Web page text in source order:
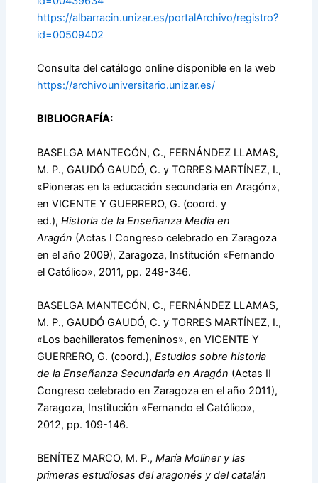
https://albarracin.unizar.es/portalArchivo/registro?
id=00509402
Consulta del catálogo online disponible en la web
https://archivouniversitario.unizar.es/
BIBLIOGRAFÍA:
BASELGA MANTECÓN, C., FERNÁNDEZ LLAMAS,
M. P., GAUDÓ GAUDÓ, C. y TORRES MARTÍNEZ, I.,
«Pioneras en la educación secundaria en Aragón»,
en VICENTE Y GUERRERO, G. (coord. y
ed.), Historia de la Enseñanza Media en
Aragón (Actas I Congreso celebrado en Zaragoza
en el año 2009), Zaragoza, Institución «Fernando
el Católico», 2011, pp. 249-346.
BASELGA MANTECÓN, C., FERNÁNDEZ LLAMAS,
M. P., GAUDÓ GAUDÓ, C. y TORRES MARTÍNEZ, I.,
«Los bachilleratos femeninos», en VICENTE Y
GUERRERO, G. (coord.), Estudios sobre historia
de la Enseñanza Secundaria en Aragón (Actas II
Congreso celebrado en Zaragoza en el año 2011),
Zaragoza, Institución «Fernando el Católico»,
2012, pp. 109-146.
BENÍTEZ MARCO, M. P., María Moliner y las
primeras estudiosas del aragonés y del catalán